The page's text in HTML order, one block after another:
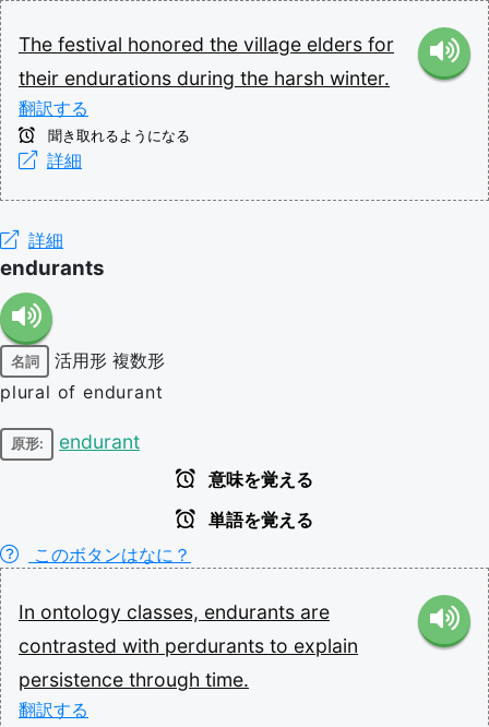
The festival honored the village elders for
their endurations during the harsh winter.
翻訳する
聞き取れるようになる
詳細
詳細
endurants
名詞 活用形 複数形
plural of endurant
原形: endurant
意味を覚える
単語を覚える
このボタンはなに？
In ontology classes, endurants are
contrasted with perdurants to explain
persistence through time.
翻訳する